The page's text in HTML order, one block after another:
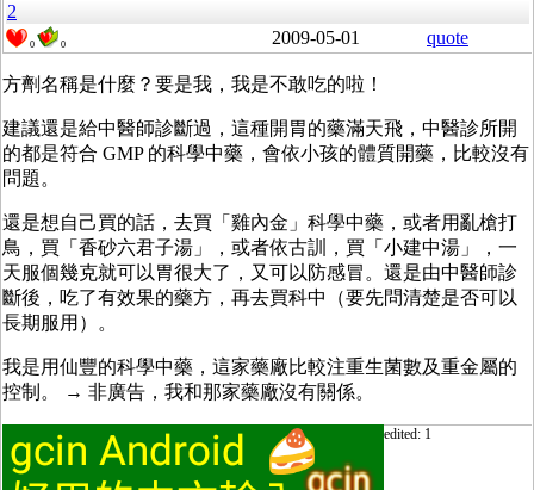
2
0 0 2009-05-01 quote
方劑名稱是什麼？要是我，我是不敢吃的啦！
建議還是給中醫師診斷過，這種開胃的藥滿天飛，中醫診所開
的都是符合 GMP 的科學中藥，會依小孩的體質開藥，比較沒有
問題。
還是想自己買的話，去買「雞內金」科學中藥，或者用亂槍打
鳥，買「香砂六君子湯」，或者依古訓，買「小建中湯」，一
天服個幾克就可以胃很大了，又可以防感冒。還是由中醫師診
斷後，吃了有效果的藥方，再去買科中（要先問清楚是否可以
長期服用）。
我是用仙豐的科學中藥，這家藥廠比較注重生菌數及重金屬的
控制。 → 非廣告，我和那家藥廠沒有關係。
edited: 1